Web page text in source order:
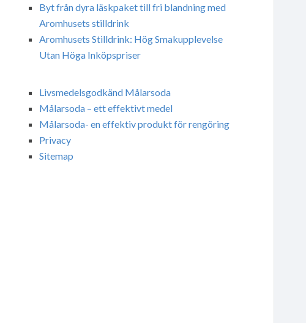
Byt från dyra läskpaket till fri blandning med
Aromhusets stilldrink
Aromhusets Stilldrink: Hög Smakupplevelse
Utan Höga Inköpspriser
Livsmedelsgodkänd Målarsoda
Målarsoda – ett effektivt medel
Målarsoda- en effektiv produkt för rengöring
Privacy
Sitemap